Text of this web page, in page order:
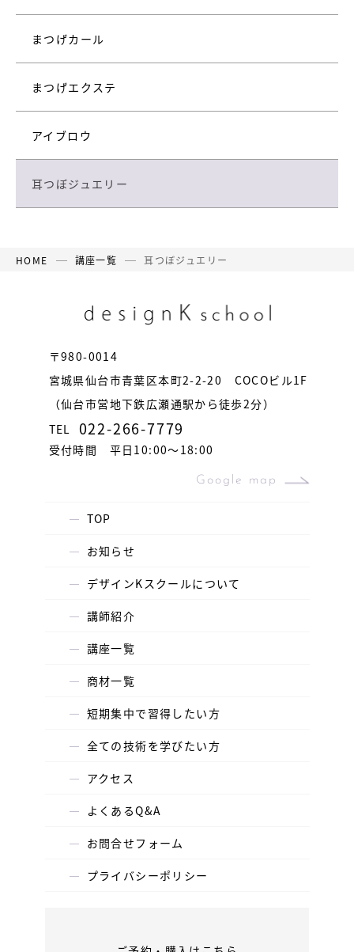
まつげカール
まつげエクステ
アイブロウ
耳つぼジュエリー
HOME 講座一覧 耳つぼジュエリー
〒980-0014
宮城県仙台市青葉区本町2-2-20 COCOビル1F
（仙台市営地下鉄広瀬通駅から徒歩2分）
TEL
022-266-7779
受付時間 平日10:00〜18:00
Google map
TOP
お知らせ
デザインKスクールについて
講師紹介
講座一覧
商材一覧
短期集中で習得したい方
全ての技術を学びたい方
アクセス
よくあるQ&A
お問合せフォーム
プライバシーポリシー